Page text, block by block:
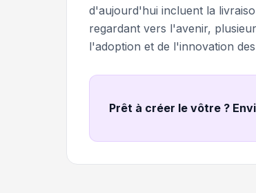
d'aujourd'hui incluent la
regardant vers l'avenir,
l'adoption et de l'innovation
Prêt à créer le vôtre ?